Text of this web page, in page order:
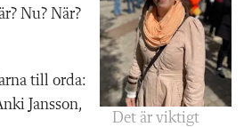
Det är viktigt
Nu? När?
till orda:
Jansson,